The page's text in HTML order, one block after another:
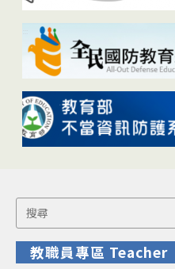
Search
for:
教職員專區 Teacher